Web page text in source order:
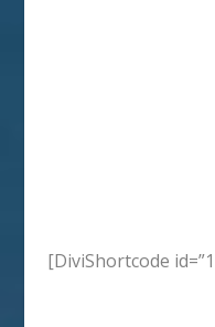
[DiviShortcode